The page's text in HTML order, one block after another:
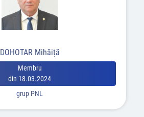
DOHOTAR Mihăiță
Membru
din 18.03.2024
grup PNL